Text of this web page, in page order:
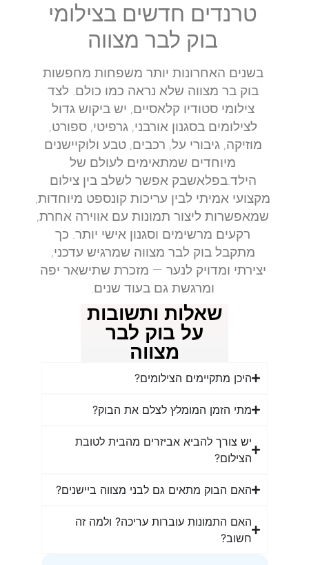
טרנדים חדשים בצילומי
בוק לבר מצווה
בשנים האחרונות יותר משפחות מחפשות
בוק בר מצווה שלא נראה כמו כולם. לצד
צילומי סטודיו קלאסיים, יש ביקוש גדול
לצילומים בסגנון אורבני, גרפיטי, ספורט,
מוזיקה, גיבורי על, רכבים, טבע ולוקיישנים
מיוחדים שמתאימים לעולם של
הילד.בפלאשבק אפשר לשלב בין צילום
מקצועי אמיתי לבין עריכות קונספט מיוחדות,
שמאפשרות ליצור תמונות עם אווירה אחרת,
רקעים מרשימים וסגנון אישי יותר. כך
מתקבל בוק לבר מצווה שמרגיש עדכני,
יצירתי ומדויק לנער — מזכרת שתישאר יפה
ומרגשת גם בעוד שנים.
שאלות ותשובות
על בוק לבר
מצווה
היכן מתקיימים הצילומים?
מתי הזמן המומלץ לצלם את הבוק?
יש צורך להביא אביזרים מהבית לטובת
הצילום?
האם הבוק מתאים גם לבני מצווה ביישנים?
האם התמונות עוברות עריכה? ולמה זה
חשוב?